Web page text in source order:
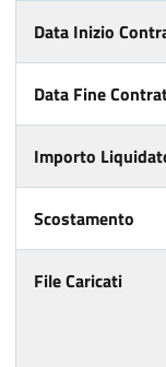
Data Inizio
Data Fine
Importo
Scostamento
File Caricati